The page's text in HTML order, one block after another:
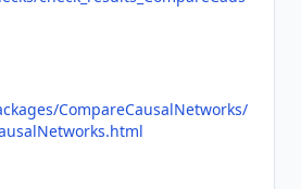
CompareCausalNetworks/